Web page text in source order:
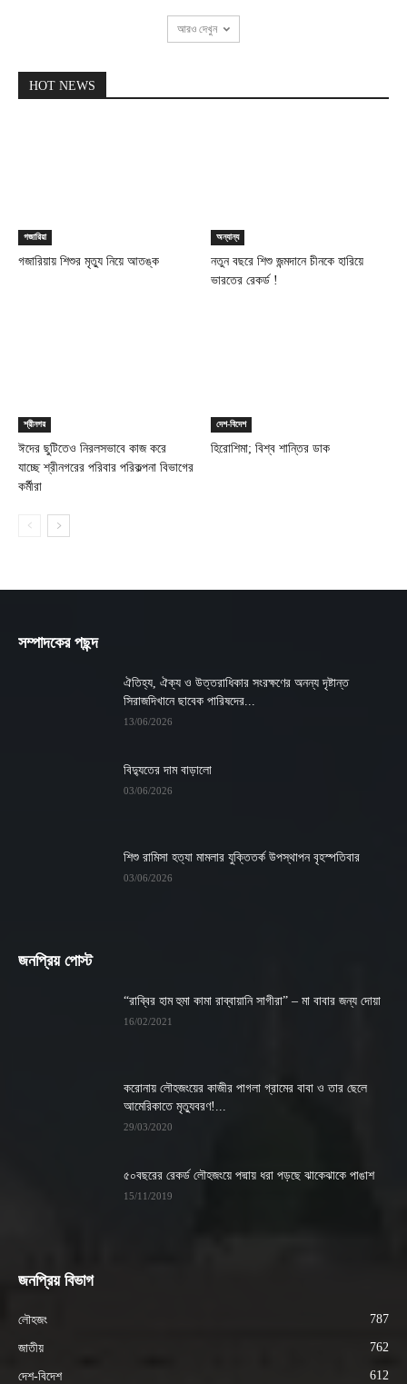
আরও দেখুন
HOT NEWS
গজারিয়া
গজারিয়ায় শিশুর মৃত্যু নিয়ে আতঙ্ক
অন্যান্য
নতুন বছরে শিশু জন্মদানে চীনকে হারিয়ে
ভারতের রেকর্ড !
শ্রীনগর
ঈদের ছুটিতেও নিরলসভাবে কাজ করে
যাচ্ছে শ্রীনগরের পরিবার পরিকল্পনা বিভাগের
কর্মীরা
দেশ-বিদেশ
হিরোশিমা; বিশ্ব শান্তির ডাক
সম্পাদকের পছন্দ
ঐতিহ্য, ঐক্য ও উত্তরাধিকার সংরক্ষণের অনন্য দৃষ্টান্ত
সিরাজদিখানে ছাবেক পারিষদের...
13/06/2026
বিদ্যুতের দাম বাড়ালো
03/06/2026
শিশু রামিসা হত্যা মামলার যুক্তিতর্ক উপস্থাপন বৃহস্পতিবার
03/06/2026
জনপ্রিয় পোস্ট
“রাব্বির হাম হুমা কামা রাব্বায়ানি সাগীরা” – মা বাবার জন্য দোয়া
16/02/2021
করোনায় লৌহজংয়ের কাজীর পাগলা গ্রামের বাবা ও তার ছেলে
আমেরিকাতে মৃত্যুবরণ!...
29/03/2020
৫০বছরের রেকর্ড লৌহজংয়ে পদ্মায় ধরা পড়ছে ঝাকেঝাকে পাঙাশ
15/11/2019
জনপ্রিয় বিভাগ
লৌহজং 787
জাতীয় 762
দেশ-বিদেশ 612